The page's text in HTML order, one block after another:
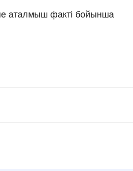
аталмыш факті бойынша